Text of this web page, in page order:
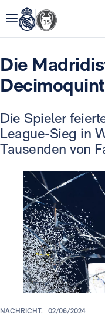
Die
Die Spieler
League-Sieg in
Tausenden von
NACHRICHT. 02/06/2024